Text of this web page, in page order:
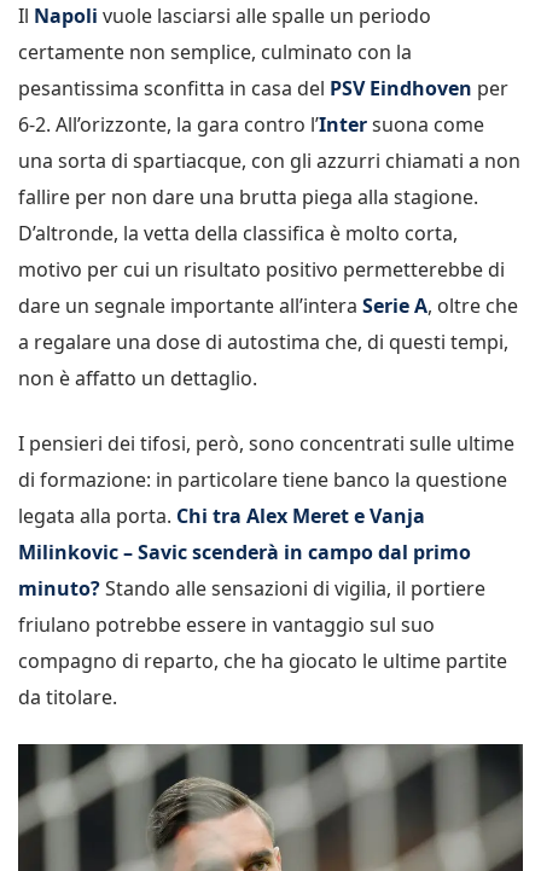
Il Napoli vuole lasciarsi alle spalle un periodo
certamente non semplice, culminato con la
pesantissima sconfitta in casa del PSV Eindhoven per
6-2. All’orizzonte, la gara contro l’Intersuona come
una sorta di spartiacque, con gli azzurri chiamati a non
fallire per non dare una brutta piega alla stagione.
D’altronde, la vetta della classifica è molto corta,
motivo per cui un risultato positivo permetterebbe di
dare un segnale importante all’intera Serie A, oltre che
a regalare una dose di autostima che, di questi tempi,
non è affatto un dettaglio.
I pensieri dei tifosi, però, sono concentrati sulle ultime
di formazione: in particolare tiene banco la questione
legata alla porta. Chi tra Alex Meret e Vanja
Milinkovic – Savic scenderà in campo dal primo
minuto?Stando alle sensazioni di vigilia, il portiere
friulano potrebbe essere in vantaggio sul suo
compagno di reparto, che ha giocato le ultime partite
da titolare.